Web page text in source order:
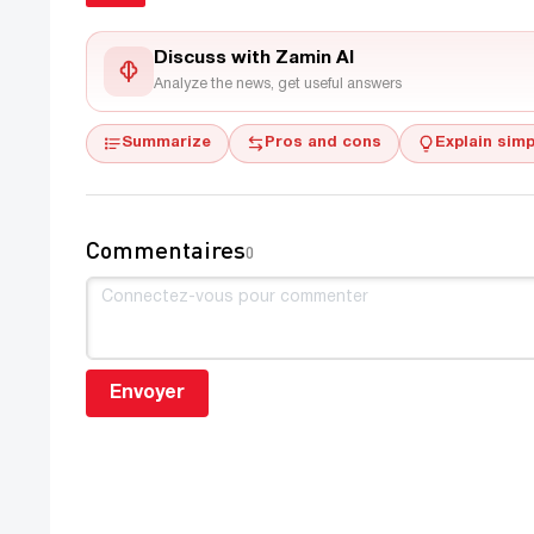
Discuss with Zamin AI
Analyze the news, get useful answers
Summarize Pros and cons Explain
Commentaires0
Envoyer